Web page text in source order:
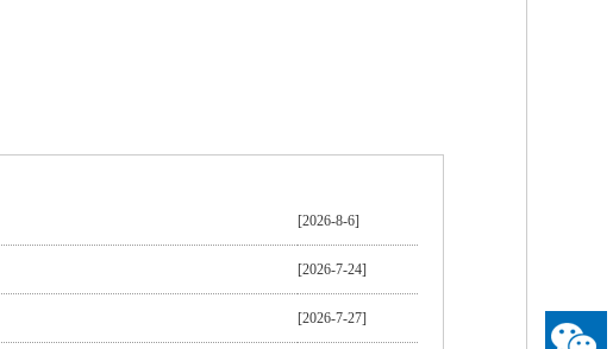
[2026-8-6]
[2026-7-24]
[2026-7-27]